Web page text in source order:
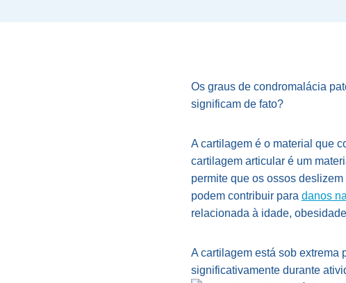
Os graus de condromalácia
significam de fato?
A cartilagem é o material que
cartilagem articular é um
permite que os ossos
podem contribuir para danos
relacionada à idade,
A cartilagem está sob extrema
significativamente durante